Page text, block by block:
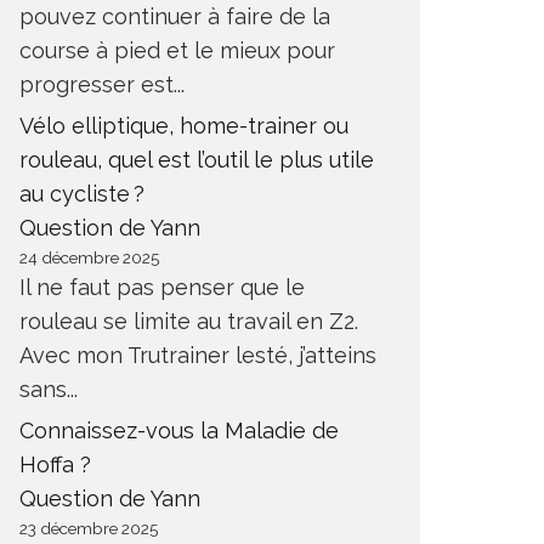
pouvez continuer à faire de la
course à pied et le mieux pour
progresser est...
Vélo elliptique, home-trainer ou
rouleau, quel est l’outil le plus utile
au cycliste ?
Question de Yann
24 décembre 2025
Il ne faut pas penser que le
rouleau se limite au travail en Z2.
Avec mon Trutrainer lesté, j’atteins
sans...
Connaissez-vous la Maladie de
Hoffa ?
Question de Yann
23 décembre 2025